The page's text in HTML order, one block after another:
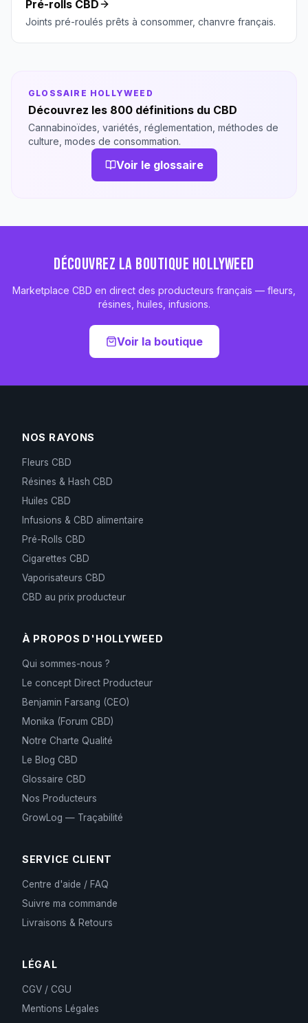
Pré-rolls CBD
Joints pré-roulés prêts à consommer, chanvre français.
GLOSSAIRE HOLLYWEED
Découvrez les 800 définitions du CBD
Cannabinoïdes, variétés, réglementation, méthodes de
culture, modes de consommation.
Voir le glossaire
DÉCOUVREZ LA BOUTIQUE HOLLYWEED
Marketplace CBD en direct des producteurs français — fleurs,
résines, huiles, infusions.
Voir la boutique
NOS RAYONS
Fleurs CBD
Résines & Hash CBD
Huiles CBD
Infusions & CBD alimentaire
Pré-Rolls CBD
Cigarettes CBD
Vaporisateurs CBD
CBD au prix producteur
À PROPOS D'HOLLYWEED
Qui sommes-nous ?
Le concept Direct Producteur
Benjamin Farsang (CEO)
Monika (Forum CBD)
Notre Charte Qualité
Le Blog CBD
Glossaire CBD
Nos Producteurs
GrowLog — Traçabilité
SERVICE CLIENT
Centre d'aide / FAQ
Suivre ma commande
Livraisons & Retours
LÉGAL
CGV / CGU
Mentions Légales